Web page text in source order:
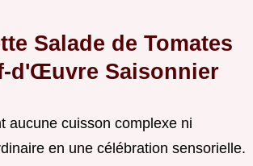
Salade de Tomates
d'Œuvre Saisonnier
aucune cuisson complexe ni
en une célébration sensorielle.